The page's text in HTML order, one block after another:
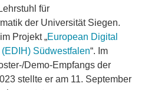
für
der Universität Siegen.
Projekt „European Digital
(EDIH) Südwestfalen“. Im
Demo-Empfangs der
stellte er am 11. September